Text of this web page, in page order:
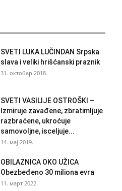
SVETI LUKA LUČINDAN Srpska
slava i veliki hrišćanski praznik
31. октобар 2018.
SVETI VASILIJE OSTROŠKI –
Izmiruje zavađene, zbratimljuje
razbraćene, ukroćuje
samovoljne, isceljuje...
14. мај 2019.
OBILAZNICA OKO UŽICA
Obezbeđeno 30 miliona evra
11. март 2022.